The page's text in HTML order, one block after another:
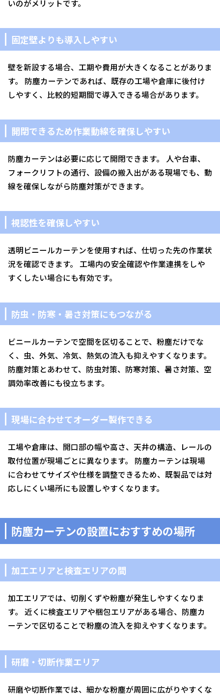
いのがメリットです。
固定壁よりも導入しやすい
壁を新設する場合、工期や費用が大きくなることがありま
す。 防塵カーテンであれば、既存の工場や倉庫に後付け
しやすく、比較的短期間で導入できる場合があります。
開閉できるため作業動線を確保しやすい
防塵カーテンは必要に応じて開閉できます。 人や台車、
フォークリフトの通行、設備の搬入出がある現場でも、動
線を確保しながら防塵対策ができます。
視認性を確保しやすい
透明ビニールカーテンを使用すれば、仕切った先の作業状
況を確認できます。 工場内の安全確認や作業連携をしや
すくしたい場合にも有効です。
防虫・防寒・暑さ対策にもつながる
ビニールカーテンで空間を区切ることで、粉塵だけでな
く、虫、外気、冷気、熱気の流入も抑えやすくなります。
防塵対策とあわせて、防虫対策、防寒対策、暑さ対策、空
調効率改善にも役立ちます。
現場に合わせてオーダー製作できる
工場や倉庫は、開口部の幅や高さ、天井の構造、レールの
取付位置が現場ごとに異なります。 防塵カーテンは現場
に合わせてサイズや仕様を調整できるため、既製品では対
応しにくい場所にも設置しやすくなります。
防塵カーテンの設置におすすめの場所
加工エリアと検査エリアの間
加工エリアでは、切削くずや粉塵が発生しやすくなりま
す。 近くに検査エリアや梱包エリアがある場合、防塵カ
ーテンで区切ることで粉塵の流入を抑えやすくなります。
研磨・切断作業エリア
研磨や切断作業では、細かな粉塵が周囲に広がりやすくな